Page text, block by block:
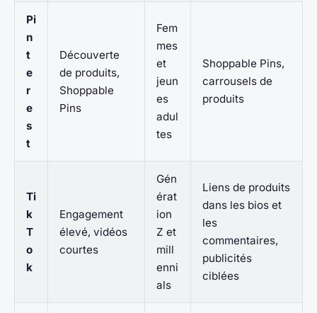
Pi
n
t
e
r
e
s
t
Découverte
de produits,
Shoppable
Pins
Fem
mes
et
jeun
es
adul
tes
Shoppable Pins,
carrousels de
produits
Ti
k
T
o
k
Engagement
élevé, vidéos
courtes
Gén
érat
ion
Z et
mill
enni
als
Liens de produits
dans les bios et
les
commentaires,
publicités
ciblées